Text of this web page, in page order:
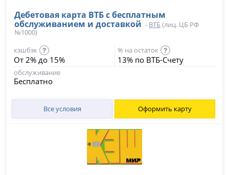
Дебетовая карта ВТБ с бесплатным
обслуживанием и доставкой - ВТБ(лиц. ЦБ РФ
№1000)
кэшбэк
?
От 2% до 15%
% на остаток ?
13% по ВТБ-Счету
обслуживание
Бесплатно
Все условия Оформить карту